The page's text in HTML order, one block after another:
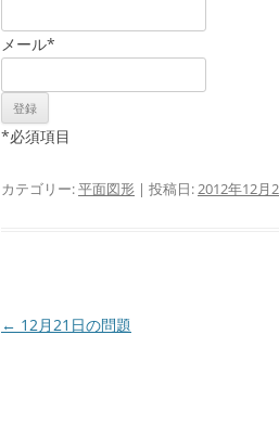
メール*
*必須項目
カテゴリー:平面図形 | 投稿日:2012年12月
投
← 12月21日の問題